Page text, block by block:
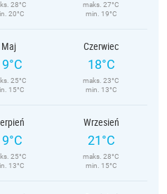
28°C
20°C
maks. 27°C
min. 19°C
Maj
25°C
15°C
Czerwiec
18°C
maks. 23°C
min. 13°C
25°C
13°C
Wrzesień
21°C
maks. 28°C
min. 15°C